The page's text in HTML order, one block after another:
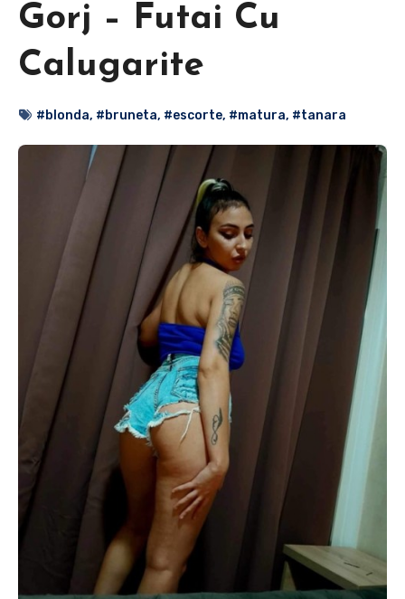
Gorj – Futai Cu
Calugarite
#blonda, #bruneta, #escorte, #matura, #tanara